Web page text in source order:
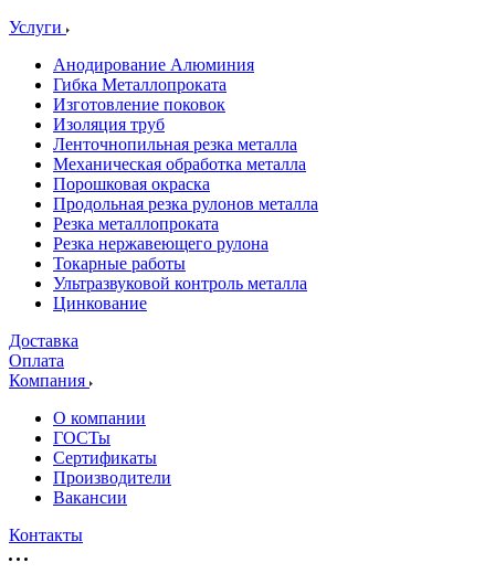
Услуги
Анодирование Алюминия
Гибка Металлопроката
Изготовление поковок
Изоляция труб
Ленточнопильная резка металла
Механическая обработка металла
Порошковая окраска
Продольная резка рулонов металла
Резка металлопроката
Резка нержавеющего рулона
Токарные работы
Ультразвуковой контроль металла
Цинкование
Доставка
Оплата
Компания
О компании
ГОСТы
Сертификаты
Производители
Вакансии
Контакты